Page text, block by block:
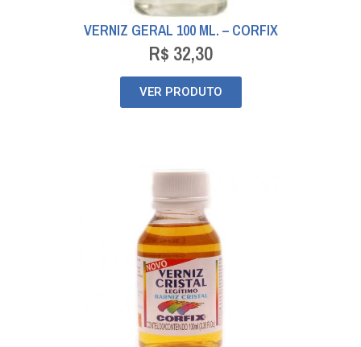
VERNIZ GERAL 100 ML. – CORFIX
R$ 32,30
VER PRODUTO